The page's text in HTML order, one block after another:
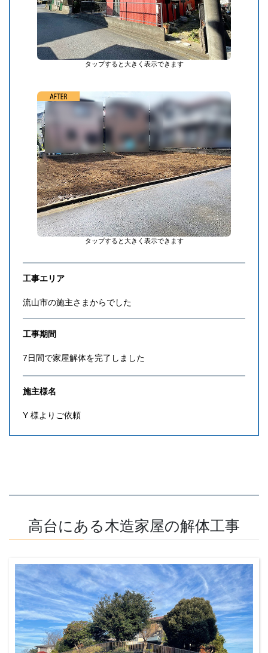
タップすると大きく表示できます
タップすると大きく表示できます
工事エリア
流山市の施主さまからでした
工事期間
7日間で家屋解体を完了しました
施主様名
Y 様よりご依頼
高台にある木造家屋の解体工事